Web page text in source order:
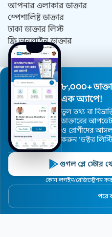
আপনার এলাকার ডাক্তার
স্পেশালিষ্ট ডাক্তার
ঢাকা ডাক্তার লিস্ট
ফ্রি অনলাইন ডাক্তার
যোগাযোগ
আমাদের সম্পর্কে
DrListify কি কেন?
ব্যবহারের শর্তাবলী
গোপনীয়তা নীতিমালা
যোগাযোগ
ডাক্তার হিসেবে যোগ দিন
© 2019 - 2026
ওয়েবসাইট ডিজাইন ও ডেভেলপমেন্ট
৮,০০০+
এক অ্যাপে!
ভুল তথ্য বা
ডাক্তারের আপডেট
ও রোগীদের
করুন ’ডক্টর
গুগল প্লে স্টোর
কোন লগইন/রেজিস্ট্রেশন
পরে